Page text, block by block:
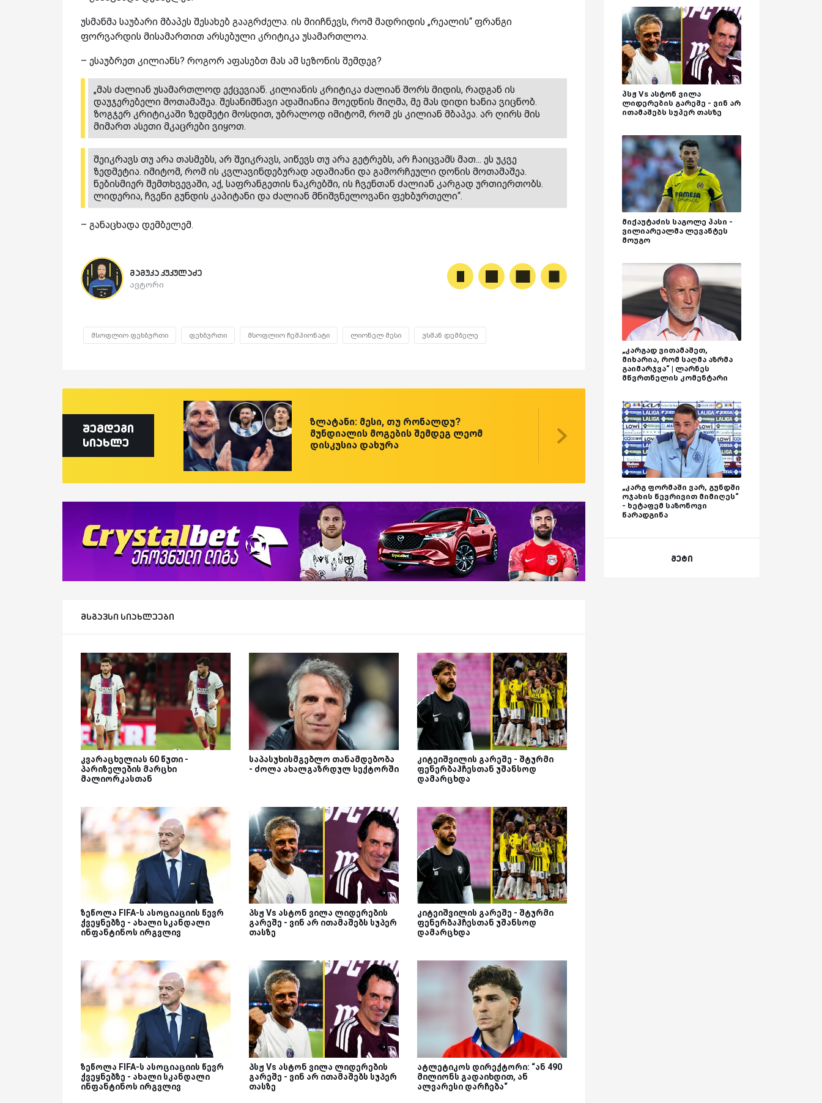
უსმანმა საუბარი მბაპეს შესახებ გააგრძელა. ის მიიჩნევს, რომ მადრიდის „რეალის“ ფრანგი
ფორვარდის მისამართით არსებული კრიტიკა უსამართლოა.
– ესაუბრეთ კილიანს? როგორ აფასებთ მას ამ სეზონის შემდეგ?
„მას ძალიან უსამართლოდ ექცევიან. კილიანის კრიტიკა ძალიან შორს მიდის, რადგან ის
დაუჯერებელი მოთამაშეა. შესანიშნავი ადამიანია მოედნის მიღმა, მე მას დიდი ხანია ვიცნობ.
ზოგჯერ კრიტიკაში ზედმეტი მოსდით, უბრალოდ იმიტომ, რომ ეს კილიან მბაპეა. არ ღირს მის
მიმართ ასეთი მკაცრები ვიყოთ.
შეიკრავს თუ არა თასმებს, არ შეიკრავს, აიწევს თუ არა გეტრებს, არ ჩაიცვამს მათ... ეს უკვე
ზედმეტია. იმიტომ, რომ ის კვლავინდებურად ადამიანი და გამორჩეული დონის მოთამაშეა.
ნებისმიერ შემთხვევაში, აქ, საფრანგეთის ნაკრებში, ის ჩვენთან ძალიან კარგად ურთიერთობს.
ლიდერია, ჩვენი გუნდის კაპიტანი და ძალიან მნიშვნელოვანი ფეხბურთელი“.
– განაცხადა დემბელემ.
მამუკა კუკულაძე
ავტორი
მსოფლიო ფეხბურთი ფეხბურთი მსოფლიო ჩემპიონატი ლიონელ მესი უსმან დემბელე
შემდეგი
სიახლე
ზლატანი: მესი, თუ რონალდუ?
მუნდიალის მოგების შემდეგ ლეომ
დისკუსია დახურა
მსგავსი სიახლეები
კვარაცხელიას 60 წუთი -
პარიზელების მარცხი
მალიორკასთან
საპასუხისმგებლო თანამდებობა
- ძოლა ახალგაზრდულ სექტორში
კიტეიშვილის გარეშე - შტურმი
ფენერბაჰჩესთან უშანსოდ
დამარცხდა
ზეწოლა FIFA-ს ასოციაციის წევრ
ქვეყნებზე - ახალი სკანდალი
ინფანტინოს ირგვლივ
პსჟ Vs ასტონ ვილა ლიდერების
გარეშე - ვინ არ ითამაშებს სუპერ
თასზე
კიტეიშვილის გარეშე - შტურმი
ფენერბაჰჩესთან უშანსოდ
დამარცხდა
ზეწოლა FIFA-ს ასოციაციის წევრ
ქვეყნებზე - ახალი სკანდალი
ინფანტინოს ირგვლივ
პსჟ Vs ასტონ ვილა ლიდერების
გარეშე - ვინ არ ითამაშებს სუპერ
თასზე
ატლეტიკოს დირექტორი: “ან 490
მილიონს გადაიხდით, ან
ალვარესი დარჩება“
პსჟ Vs ასტონ ვილა
ლიდერების გარეშე - ვინ არ
ითამაშებს სუპერ თასზე
მიქაუტაძის საგოლე პასი -
ვილიარეალმა ლევანტეს
მოუგო
„კარგად ვითამაშეთ,
მიხარია, რომ საღმა აზრმა
გაიმარჯვა“ | ლარნეს
მწვრთნელის კომენტარი
„კარგ ფორმაში ვარ, გუნდში
ოჯახის წევრივით მიმიღეს“
- ხეტაფემ საზონოვი
წარადგინა
მეტი